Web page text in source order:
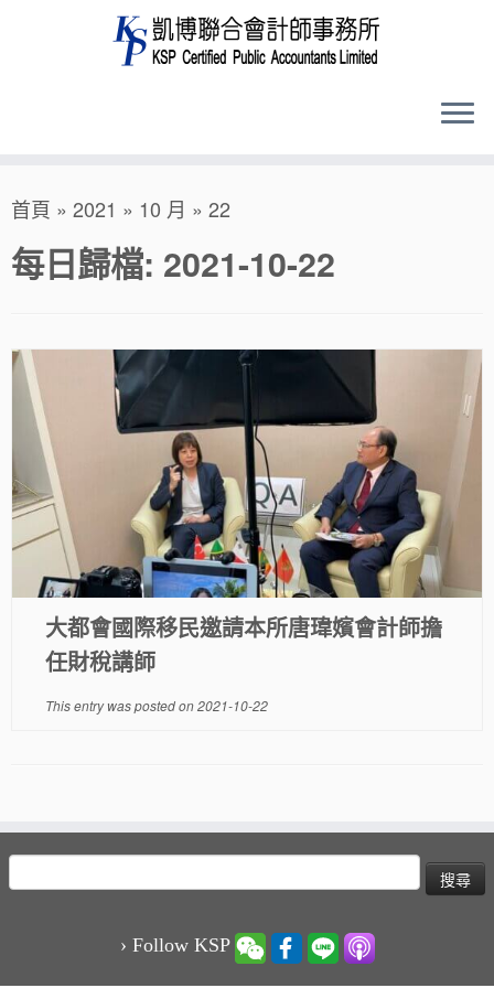
to
content
首頁 » 2021 » 10 月 » 22
每日歸檔: 2021-10-22
大都會國際移民邀請本所唐瑋嬪會計師擔
任財稅講師
This entry was posted on2021-10-22
尋
› Follow KSP